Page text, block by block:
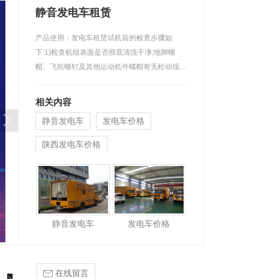
静音发电车租赁
产品使用：发电车租赁试机前的检查步骤如
下:1)检查机组表面是否彻底清洗干净;地脚螺
帽、飞轮螺钉及其他运动机件螺帽有无松动现
相关内容
静音发电车 发电车价格
陕西发电车价格
静音发电车 发电车价格
在线留言